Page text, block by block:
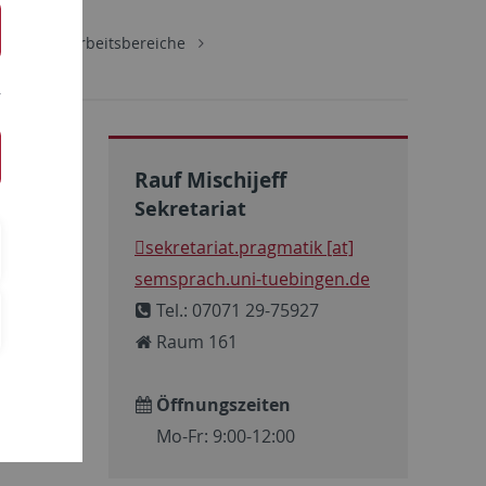
Arbeitsbereiche
Rauf Mischijeff
Sekretariat
sekretariat.pragmatik [at]
semsprach.uni-tuebingen.de
Tel.: 07071 29-75927
Raum 161
Öffnungszeiten
Mo-Fr: 9:00-12:00